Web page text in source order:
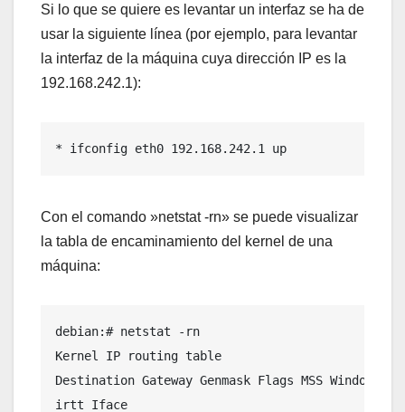
Si lo que se quiere es levantar un interfaz se ha de
usar la siguiente línea (por ejemplo, para levantar
la interfaz de la máquina cuya dirección IP es la
192.168.242.1):
* ifconfig eth0 192.168.242.1 up
Con el comando »netstat -rn» se puede visualizar
la tabla de encaminamiento del kernel de una
máquina:
debian:# netstat -rn
Kernel IP routing table
Destination Gateway Genmask Flags MSS Window
irtt Iface